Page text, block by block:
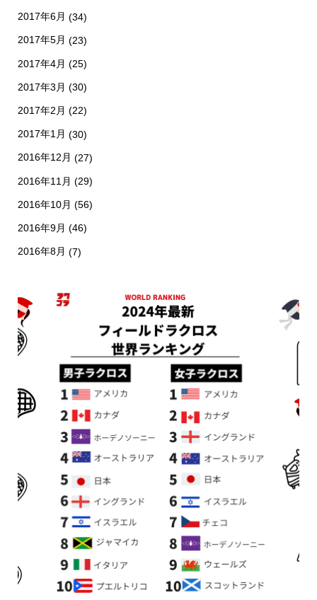
2017年6月 (34)
2017年5月 (23)
2017年4月 (25)
2017年3月 (30)
2017年2月 (22)
2017年1月 (30)
2016年12月 (27)
2016年11月 (29)
2016年10月 (56)
2016年9月 (46)
2016年8月 (7)